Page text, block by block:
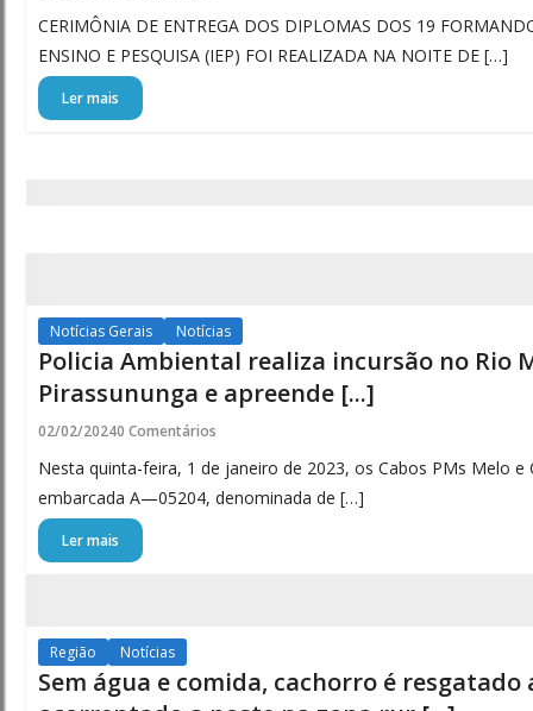
CERIMÔNIA DE ENTREGA DOS DIPLOMAS DOS 19
ENSINO E PESQUISA (IEP) FOI REALIZADA NA NOITE DE […]
Ler mais
Notícias Gerais Notícias
Policia Ambiental realiza incursão no Rio
Pirassununga e apreende [...]
02/02/20240 Comentários
Nesta quinta-feira, 1 de janeiro de 2023, os Cabos PMs Melo
embarcada A—05204, denominada de […]
Ler mais
Região Notícias
Sem água e comida, cachorro é resgatado